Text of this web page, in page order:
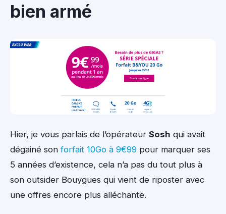
bien armé
Hier, je vous parlais de l’opérateur Sosh qui avait
dégainé sonforfait 10Go à 9€99 pour marquer ses
5 années d’existence, cela n’a pas du tout plus à
son outsider Bouygues qui vient de riposter avec
une offres encore plus alléchante.